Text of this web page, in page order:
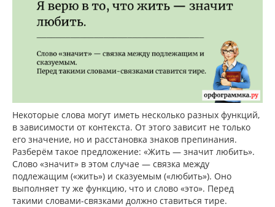
Некоторые слова могут иметь несколько разных функций,
в зависимости от контекста. От этого зависит не только
его значение, но и расстановка знаков препинания.
Разберём такое предложение: «Жить — значит любить».
Слово «значит» в этом случае — связка между
подлежащим («жить») и сказуемым («любить»). Оно
выполняет ту же функцию, что и слово «это». Перед
такими словами-связками должно ставиться тире.